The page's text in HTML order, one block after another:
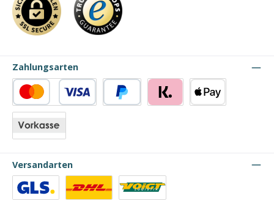
Zahlungsarten
Kredit- oder Debitkarte
Versandarten